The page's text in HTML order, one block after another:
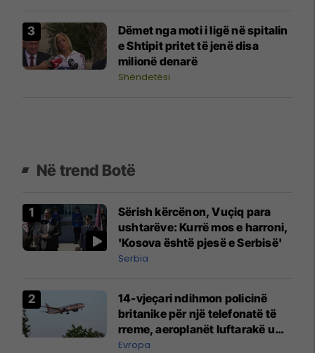
Dëmet nga moti i ligë në spitalin
e Shtipit pritet të jenë disa
milionë denarë
Shëndetësi
Në trend Botë
Sërish kërcënon, Vuçiq para
ushtarëve: Kurrë mos e harroni,
'Kosova është pjesë e Serbisë'
Serbia
14-vjeçari ndihmon policinë
britanike për një telefonatë të
rreme, aeroplanët luftarakë u
ngritën në ajër për të
Evropa